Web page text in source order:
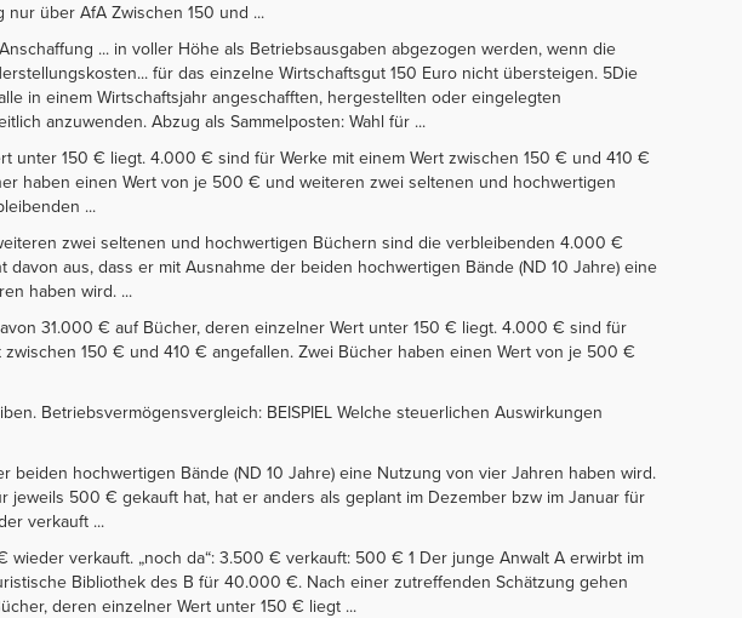
nur über AfA Zwischen 150 und ...
... in voller Höhe als Betriebsausgaben abgezogen werden, wenn die
für das einzelne Wirtschaftsgut 150 Euro nicht übersteigen. 5Die
in einem Wirtschaftsjahr angeschafften, hergestellten oder eingelegten
anzuwenden. Abzug als Sammelposten: Wahl für ...
unter 150 € liegt. 4.000 € sind für Werke mit einem Wert zwischen 150 € und 410 €
haben einen Wert von je 500 € und weiteren zwei seltenen und hochwertigen
...
zwei seltenen und hochwertigen Büchern sind die verbleibenden 4.000 €
davon aus, dass er mit Ausnahme der beiden hochwertigen Bände (ND 10 Jahre) eine
haben wird. ...
31.000 € auf Bücher, deren einzelner Wert unter 150 € liegt. 4.000 € sind für
zwischen 150 € und 410 € angefallen. Zwei Bücher haben einen Wert von je 500 €
Betriebsvermögensvergleich: BEISPIEL Welche steuerlichen Auswirkungen
beiden hochwertigen Bände (ND 10 Jahre) eine Nutzung von vier Jahren haben wird.
jeweils 500 € gekauft hat, hat er anders als geplant im Dezember bzw im Januar für
verkauft ...
wieder verkauft. „noch da“: 3.500 € verkauft: 500 € 1 Der junge Anwalt A erwirbt im
Bibliothek des B für 40.000 €. Nach einer zutreffenden Schätzung gehen
deren einzelner Wert unter 150 € liegt ...